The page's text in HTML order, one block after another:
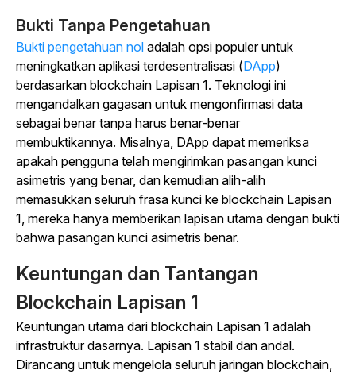
Bukti Tanpa Pengetahuan
Bukti pengetahuan nol adalah opsi populer untuk
meningkatkan aplikasi terdesentralisasi (DApp)
berdasarkan blockchain Lapisan 1. Teknologi ini
mengandalkan gagasan untuk mengonfirmasi data
sebagai benar tanpa harus benar-benar
membuktikannya. Misalnya, DApp dapat memeriksa
apakah pengguna telah mengirimkan pasangan kunci
asimetris yang benar, dan kemudian alih-alih
memasukkan seluruh frasa kunci ke blockchain Lapisan
1, mereka hanya memberikan lapisan utama dengan bukti
bahwa pasangan kunci asimetris benar.
Keuntungan dan Tantangan
Blockchain Lapisan 1
Keuntungan utama dari blockchain Lapisan 1 adalah
infrastruktur dasarnya. Lapisan 1 stabil dan andal.
Dirancang untuk mengelola seluruh jaringan blockchain,